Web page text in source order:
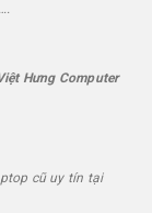
Hưng Computer
cũ uy tín tại